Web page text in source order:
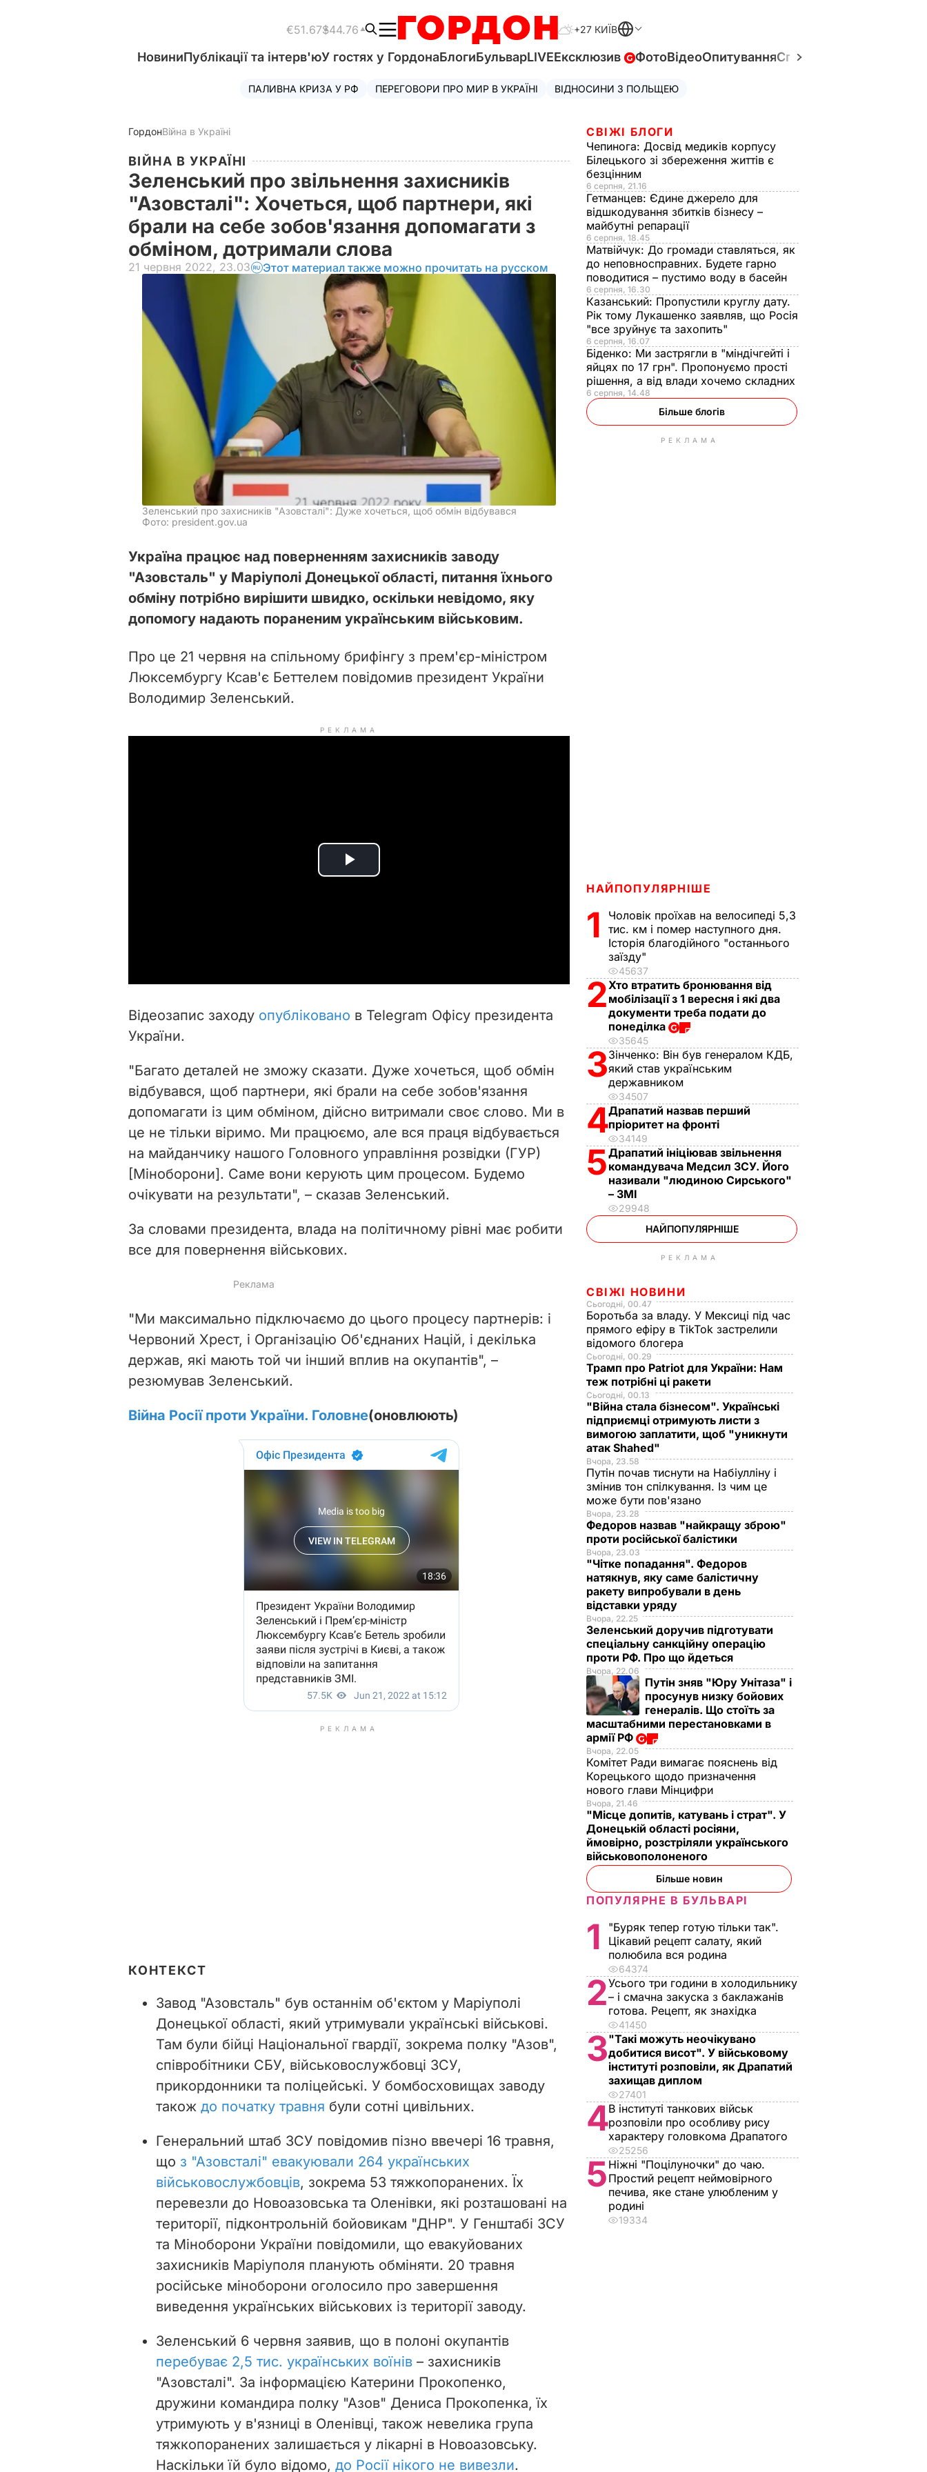
€51.67$44.76 +27 КИЇВ
НовиниПублікації та інтерв'юУ гостях у ГордонаБлогиБульварLIVEЕксклюзив ФотоВідеоОпитуванняСпецпроєкти
ПАЛИВНА КРИЗА У РФ ПЕРЕГОВОРИ ПРО МИР В УКРАЇНІ ВІДНОСИНИ З ПОЛЬЩЕЮ
ГордонВійна в Україні
ВІЙНА В УКРАЇНІ
Зеленський про звільнення захисників
"Азовсталі": Хочеться, щоб партнери, які
брали на себе зобов'язання допомагати з
обміном, дотримали слова
21 червня 2022, 23.03 Этот материал также можно прочитать на русском
Зеленський про захисників "Азовсталі": Дуже хочеться, щоб обмін відбувався
Фото: president.gov.ua
Україна працює над поверненням захисників заводу
"Азовсталь" у Маріуполі Донецької області, питання їхнього
обміну потрібно вирішити швидко, оскільки невідомо, яку
допомогу надають пораненим українським військовим.
Про це 21 червня на спільному брифінгу з прем'єр-міністром
Люксембургу Ксав'є Беттелем повідомив президент України
Володимир Зеленський.
РЕКЛАМА
P
d
e
o
Відеозапис заходу опубліковано в Telegram Офісу президента
України.
"Багато деталей не зможу сказати. Дуже хочеться, щоб обмін
відбувався, щоб партнери, які брали на себе зобов'язання
допомагати із цим обміном, дійсно витримали своє слово. Ми в
це не тільки віримо. Ми працюємо, але вся праця відбувається
на майданчику нашого Головного управління розвідки (ГУР)
[Міноборони]. Саме вони керують цим процесом. Будемо
очікувати на результати", – сказав Зеленський.
За словами президента, влада на політичному рівні має робити
все для повернення військових.
"Ми максимально підключаємо до цього процесу партнерів: і
Червоний Хрест, і Організацію Об'єднаних Націй, і декілька
держав, які мають той чи інший вплив на окупантів", –
резюмував Зеленський.
Війна Росії проти України. Головне(оновлюють)
РЕКЛАМА
КОНТЕКСТ
Завод "Азовсталь" був останнім об'єктом у Маріуполі
Донецької області, який утримували українські військові.
Там були бійці Національної гвардії, зокрема полку "Азов",
співробітники СБУ, військовослужбовці ЗСУ,
прикордонники та поліцейські. У бомбосховищах заводу
також до початку травня були сотні цивільних.
Генеральний штаб ЗСУ повідомив пізно ввечері 16 травня,
що з "Азовсталі" евакуювали 264 українських
військовослужбовців, зокрема 53 тяжкопоранених. Їх
перевезли до Новоазовська та Оленівки, які розташовані на
території, підконтрольній бойовикам "ДНР". У Генштабі ЗСУ
та Міноборони України повідомили, що евакуйованих
захисників Маріуполя планують обміняти. 20 травня
російське міноборони оголосило про завершення
виведення українських військових із території заводу.
Зеленський 6 червня заявив, що в полоні окупантів
перебуває 2,5 тис. українських воїнів – захисників
"Азовсталі". За інформацією Катерини Прокопенко,
дружини командира полку "Азов" Дениса Прокопенка, їх
утримують у в'язниці в Оленівці, також невелика група
тяжкопоранених залишається у лікарні в Новоазовську.
Наскільки їй було відомо, до Росії нікого не вивезли.
СВІЖІ БЛОГИ
Чепинога: Досвід медиків корпусу
Білецького зі збереження життів є
безцінним
6 серпня, 21.16
Гетманцев: Єдине джерело для
відшкодування збитків бізнесу –
майбутні репарації
6 серпня, 18.45
Матвійчук: До громади ставляться, як
до неповносправних. Будете гарно
поводитися – пустимо воду в басейн
6 серпня, 16.30
Казанський: Пропустили круглу дату.
Рік тому Лукашенко заявляв, що Росія
"все зруйнує та захопить"
6 серпня, 16.07
Біденко: Ми застрягли в "міндічгейті і
яйцях по 17 грн". Пропонуємо прості
рішення, а від влади хочемо складних
6 серпня, 14.48
Більше блогів
РЕКЛАМА
НАЙПОПУЛЯРНІШЕ
1
Чоловік проїхав на велосипеді 5,3
тис. км і помер наступного дня.
Історія благодійного "останнього
заїзду"
45637
2Хто втратить бронювання від
мобілізації з 1 вересня і які два
документи треба подати до
понеділка
35645
3Зінченко: Він був генералом КДБ,
який став українським
державником
34507
4Драпатий назвав перший
пріоритет на фронті
34149
5Драпатий ініціював звільнення
командувача Медсил ЗСУ. Його
називали "людиною Сирського"
– ЗМІ
29948
НАЙПОПУЛЯРНІШЕ
РЕКЛАМА
СВІЖІ НОВИНИ
Сьогодні, 00.47
Боротьба за владу. У Мексиці під час
прямого ефіру в TikTok застрелили
відомого блогера
Сьогодні, 00.29
Трамп про Patriot для України: Нам
теж потрібні ці ракети
Сьогодні, 00.13
"Війна стала бізнесом". Українські
підприємці отримують листи з
вимогою заплатити, щоб "уникнути
атак Shahed"
Вчора, 23.58
Путін почав тиснути на Набіулліну і
змінив тон спілкування. Із чим це
може бути пов'язано
Вчора, 23.28
Федоров назвав "найкращу зброю"
проти російської балістики
Вчора, 23.03
"Чітке попадання". Федоров
натякнув, яку саме балістичну
ракету випробували в день
відставки уряду
Вчора, 22.25
Зеленський доручив підготувати
спеціальну санкційну операцію
проти РФ. Про що йдеться
Вчора, 22.06
Путін зняв "Юру Унітаза" і
просунув низку бойових
генералів. Що стоїть за
масштабними перестановками в
армії РФ
Вчора, 22.05
Комітет Ради вимагає пояснень від
Корецького щодо призначення
нового глави Мінцифри
Вчора, 21.46
"Місце допитів, катувань і страт". У
Донецькій області росіяни,
ймовірно, розстріляли українського
військовополоненого
Більше новин
ПОПУЛЯРНЕ В БУЛЬВАРІ
1
"Буряк тепер готую тільки так".
Цікавий рецепт салату, який
полюбила вся родина
64374
2Усього три години в холодильнику
– і смачна закуска з баклажанів
готова. Рецепт, як знахідка
41450
3"Такі можуть неочікувано
добитися висот". У військовому
інституті розповіли, як Драпатий
захищав диплом
27401
4В інституті танкових військ
розповіли про особливу рису
характеру головкома Драпатого
25256
5 Ніжні "Поцілуночки" до чаю.
Простий рецепт неймовірного
печива, яке стане улюбленим у
родині
19334